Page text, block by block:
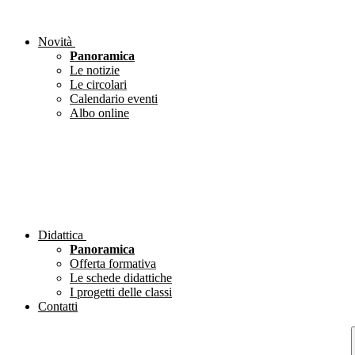
Novità
Panoramica
Le notizie
Le circolari
Calendario eventi
Albo online
Didattica
Panoramica
Offerta formativa
Le schede didattiche
I progetti delle classi
Contatti